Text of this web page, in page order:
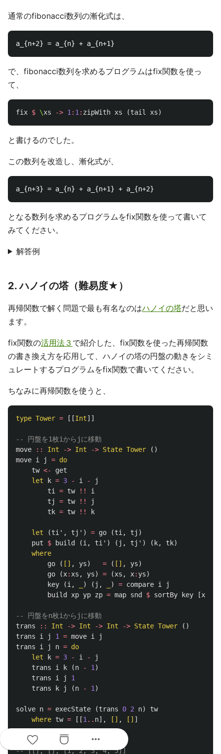
通常のfibonacci数列の漸化式は、
で、fibonacci数列を求めるプログラムはfix関数を使っ
て、
fix $ \xs -> 1 : 1 : zipWith xs (tail xs)
と書けるのでした。
この数列を改造し、漸化式が、
となる数列を求めるプログラムをfix関数を使って書いて
みてください。
解答例
2. ハノイの塔（難易度★）
再帰関数で解く問題で最も有名なのはハノイの塔だと思い
ます。
fix関数の活用法３ で紹介した、fix関数を使った再帰関数
の書き換え方を応用して、ハノイの塔の円盤の動きをシミ
ュレートするプログラムをfix関数で書いてください。
ちなみに再帰関数を使うと、
type Tower = [[Int]]
-- 円盤を1枚iからjに移動
move
:: Int -> Int -> State Tower
()
move i j = do
tw <-
get
let
k = 3 - i -
j
ti
= tw !!
i
tj
= tw !!
j
tk = tw !! k
let (ti' , tj' ) = go (ti , tj )
put
$ build (i , ti' ) ( j , tj' ) ( k, tk)
where
go
( [] , ys) = ( [] , ys)
go
(x: xs , ys) = (xs , x: ys)
key
(i , ) ( j , ) = compare i
j
build
xp yp zp = map snd $ sortBy key [xp
-- 円盤をn枚iからjに移動
trans
:: Int -> Int -> Int -> State Tower
()
trans
i j 1 = move i
j
trans
i j n = do
let
k = 3 - i -
j
trans
i k (n - 1 )
trans
i j
1
trans
k j (n - 1 )
solve n = execState (trans 0 2 n)
tw
where tw = [[1 .. n], [] , [] ]
-- solve 5
-- [[], [], [1, 2, 3, 4, 5]]
more_horiz